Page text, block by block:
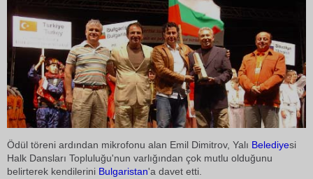
Ödül töreni ardından mikrofonu alan Emil Dimitrov, Yalı Belediyesi
Halk Dansları Topluluğu'nun varlığından çok mutlu olduğunu
belirterek kendilerini Bulgaristan'a davet etti.